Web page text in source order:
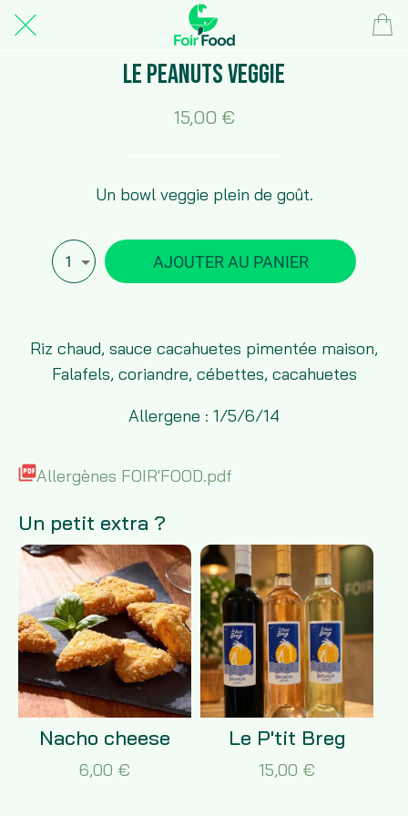
Le Peanuts veggie
15,00 €
Un bowl veggie plein de goût.
1 AJOUTER AU PANIER
Riz chaud, sauce cacahuetes pimentée maison,
Falafels, coriandre, cébettes, cacahuetes
Allergene : 1/5/6/14
Allergènes FOIR'FOOD.pdf
Un petit extra ?
Nacho cheese
6,00 €
Le P'tit Breg
15,00 €